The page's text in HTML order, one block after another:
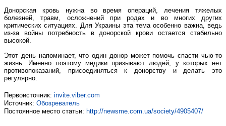
Донорская кровь нужна во время операций, лечения тяжелых
болезней, травм, осложнений при родах и во многих других
критических ситуациях. Для Украины эта тема особенно важна, ведь
из-за войны потребность в донорской крови остается стабильно
высокой.
Этот день напоминает, что один донор может помочь спасти чью-то
жизнь. Именно поэтому медики призывают людей, у которых нет
противопоказаний, присоединяться к донорству и делать это
регулярно.
Первоисточник: invite.viber.com
Источник: Обозреватель
Постоянное место статьи: http://newsme.com.ua/society/4905407/